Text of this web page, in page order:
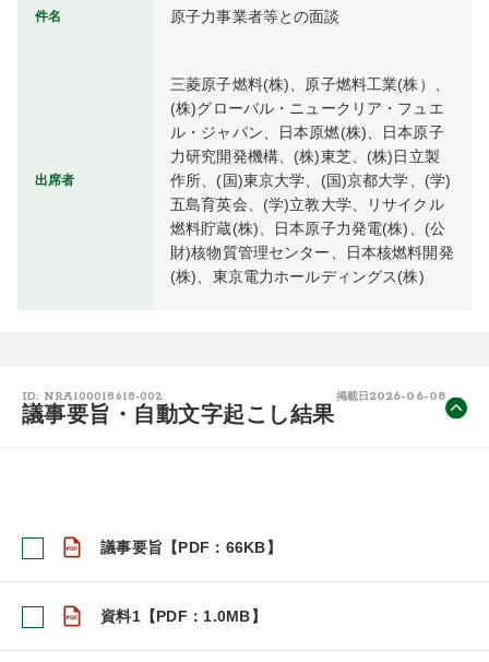
件名 原子力事業者等との面談
出席者
三菱原子燃料(株)、原子燃料工業(株）、
(株)グローバル・ニュークリア・フュエ
ル・ジャパン、日本原燃(株)、日本原子
力研究開発機構、(株)東芝、(株)日立製
作所、(国)東京大学、(国)京都大学、(学)
五島育英会、(学)立教大学、リサイクル
燃料貯蔵(株)、日本原子力発電(株)、(公
財)核物質管理センター、日本核燃料開発
(株)、東京電力ホールディングス(株)
ID: NRA100018618-002 掲載日 2026-06-08
議事要旨・自動文字起こし結果
議事要旨【PDF：66KB】
資料1【PDF：1.0MB】